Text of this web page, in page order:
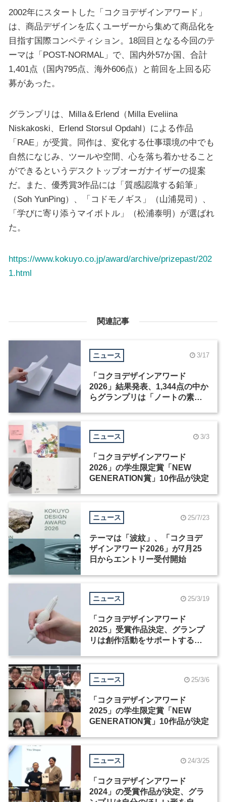
2002年にスタートした「コクヨデザインアワード」
は、商品デザインを広くユーザーから集めて商品化を
目指す国際コンペティション。18回目となる今回のテ
ーマは「POST-NORMAL」で、国内外57か国、合計
1,401点（国内795点、海外606点）と前回を上回る応
募があった。
グランプリは、Milla＆Erlend（Milla Eveliina
Niskakoski、Erlend Storsul Opdahl）による作品
「RAE」が受賞。同作は、変化する仕事環境の中でも
自然になじみ、ツールや空間、心を落ち着かせること
ができるというデスクトップオーガナイザーの提案
だ。また、優秀賞3作品には「質感認識する鉛筆」
（Soh YunPing）、「コドモノギス」（山浦晃司）、
「学びに寄り添うマイボトル」（松浦泰明）が選ばれ
た。
https://www.kokuyo.co.jp/award/archive/prizepast/202
1.html
関連記事
ニュース 3/17
「コクヨデザインアワード
2026」結果発表、1,344点の中か
らグランプリは「ノートの素」
ニュース 3/3
「コクヨデザインアワード
2026」の学生限定賞「NEW
GENERATION賞」10作品が決定
ニュース 25/7/23
テーマは「波紋」、「コクヨデ
ザインアワード2026」が7月25
日からエントリー受付開始
ニュース 25/3/19
「コクヨデザインアワード
2025」受賞作品決定、グランプ
リは創作活動をサポートするペ
ニュース 25/3/6
「コクヨデザインアワード
2025」の学生限定賞「NEW
GENERATION賞」10作品が決定
ニュース 24/3/25
「コクヨデザインアワード
2024」の受賞作品が決定、グラ